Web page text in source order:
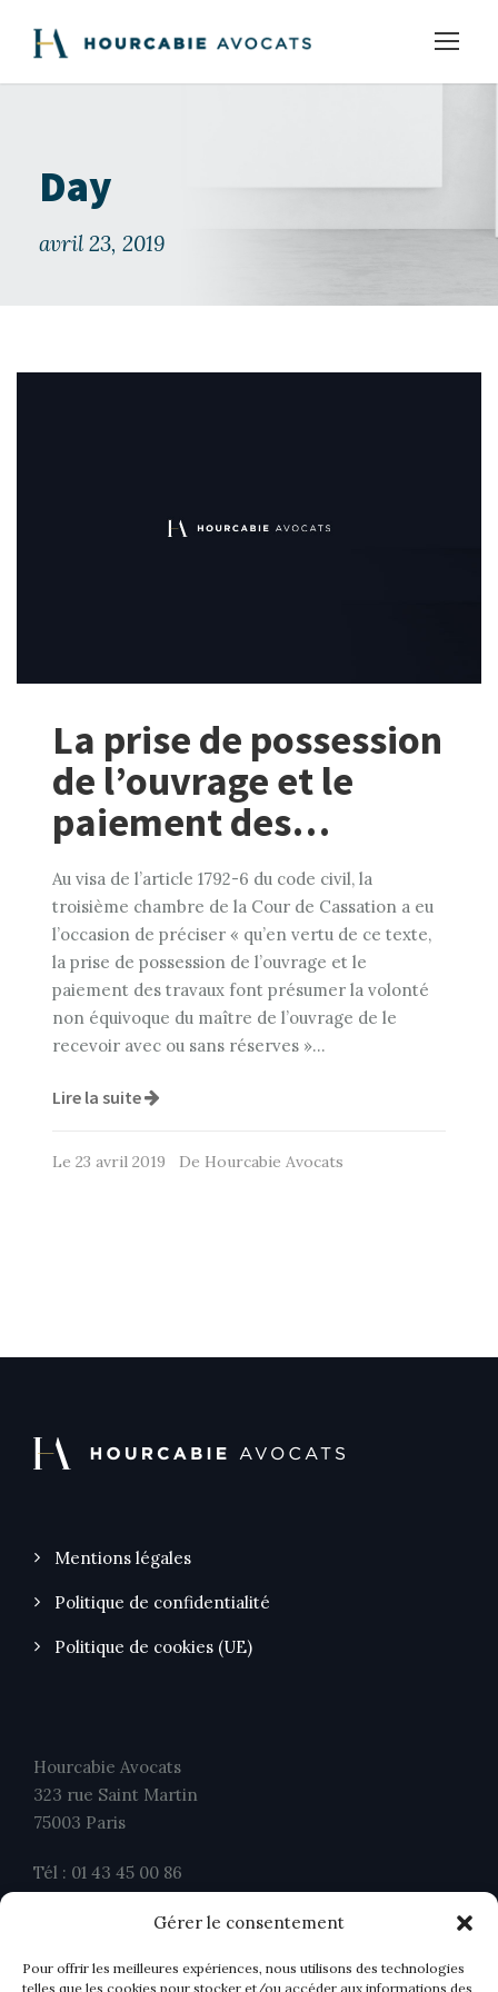
Gérer le consentement
Pour offrir les meilleures expériences, nous utilisons des technologies
telles que les cookies pour stocker et/ou accéder aux informations des
Day
avril 23, 2019
La prise de possession
de l’ouvrage et le
paiement des…
Au visa de l’article 1792-6 du code civil, la
troisième chambre de la Cour de Cassation a eu
l’occasion de préciser « qu’en vertu de ce texte,
la prise de possession de l’ouvrage et le
paiement des travaux font présumer la volonté
non équivoque du maître de l’ouvrage de le
recevoir avec ou sans réserves »…
Lire la suite
Le 23 avril 2019 De Hourcabie Avocats
Mentions légales
Politique de confidentialité
Politique de cookies (UE)
Hourcabie Avocats
323 rue Saint Martin
75003 Paris
Tél : 01 43 45 00 86
contact@ahavocats.fr